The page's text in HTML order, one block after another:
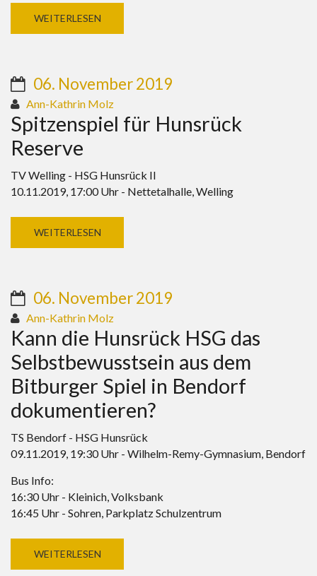
WEITERLESEN
06. November 2019
Ann-Kathrin Molz
Spitzenspiel für Hunsrück
Reserve
TV Welling - HSG Hunsrück II
10.11.2019, 17:00 Uhr - Nettetalhalle, Welling
WEITERLESEN
06. November 2019
Ann-Kathrin Molz
Kann die Hunsrück HSG das
Selbstbewusstsein aus dem
Bitburger Spiel in Bendorf
dokumentieren?
TS Bendorf - HSG Hunsrück
09.11.2019, 19:30 Uhr - Wilhelm-Remy-Gymnasium, Bendorf
Bus Info:
16:30 Uhr - Kleinich, Volksbank
16:45 Uhr - Sohren, Parkplatz Schulzentrum
WEITERLESEN